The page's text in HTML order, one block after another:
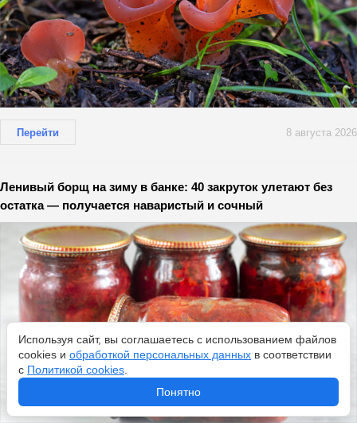
Перейти 8 августа 2026
Ленивый борщ на зиму в банке: 40 закруток улетают без
остатка — получается наваристый и сочный
Используя сайт, вы соглашаетесь с использованием файлов
cookies и обработкой персональных данных в соответствии
с Политикой cookies
Понятно